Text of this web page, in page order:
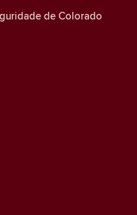
de Colorado